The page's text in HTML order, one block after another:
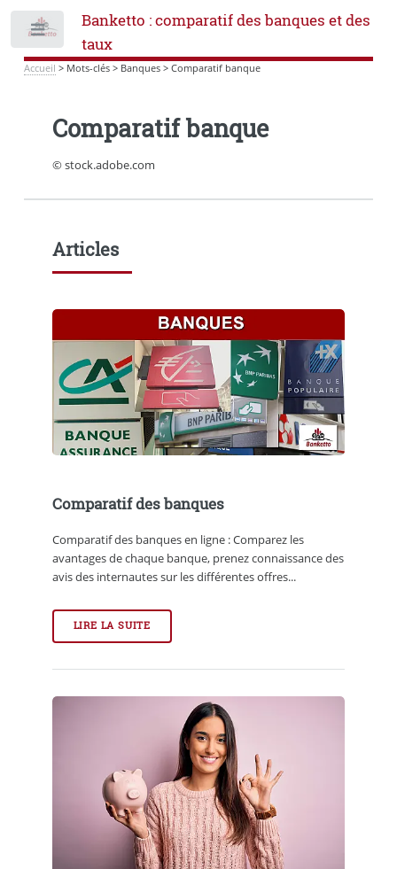
Banketto : comparatif des banques et des
taux
Accueil > Mots-clés> Banques> Comparatif banque
Comparatif banque
© stock.adobe.com
Articles
Comparatif des banques
Comparatif des banques en ligne : Comparez les
avantages de chaque banque, prenez connaissance des
avis des internautes sur les différentes offres...
LIRE LA SUITE